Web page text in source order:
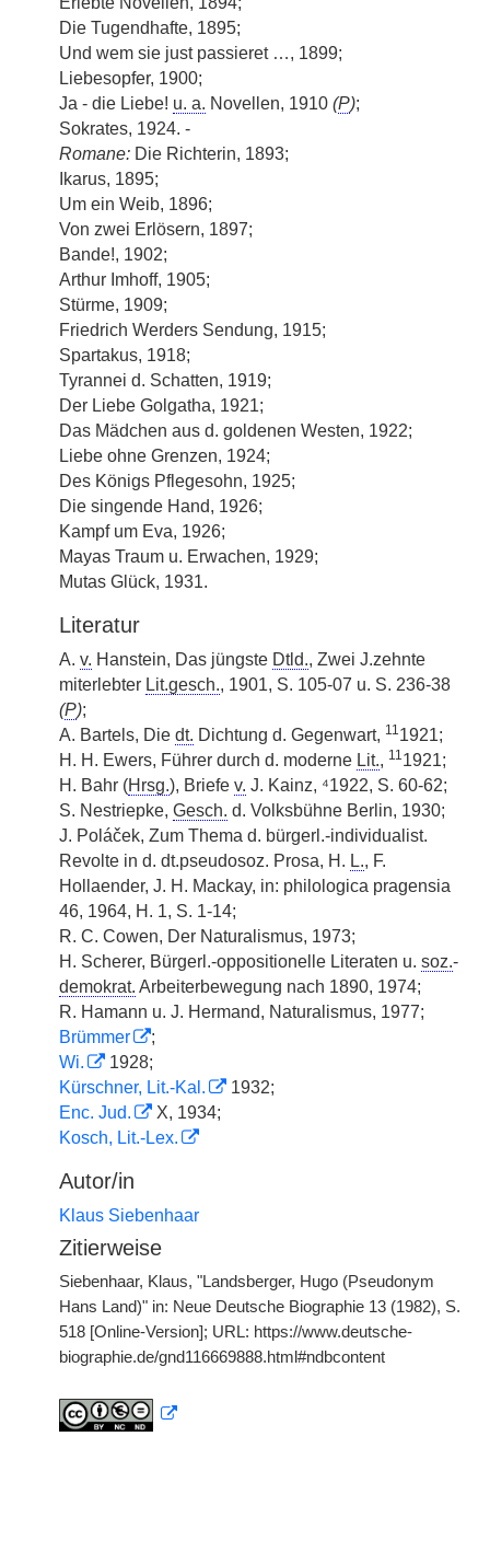
Die Tugendhafte, 1895;
Und wem sie just passieret …, 1899;
Liebesopfer, 1900;
Ja - die Liebe! u. a. Novellen, 1910 (P);
Sokrates, 1924. -
Romane: Die Richterin, 1893;
Ikarus, 1895;
Um ein Weib, 1896;
Von zwei Erlösern, 1897;
Bande!, 1902;
Arthur Imhoff, 1905;
Stürme, 1909;
Friedrich Werders Sendung, 1915;
Spartakus, 1918;
Tyrannei d. Schatten, 1919;
Der Liebe Golgatha, 1921;
Das Mädchen aus d. goldenen Westen, 1922;
Liebe ohne Grenzen, 1924;
Des Königs Pflegesohn, 1925;
Die singende Hand, 1926;
Kampf um Eva, 1926;
Mayas Traum u. Erwachen, 1929;
Mutas Glück, 1931.
Literatur
A. v. Hanstein, Das jüngste Dtld., Zwei J.zehnte
miterlebter Lit.gesch., 1901, S. 105-07 u. S. 236-38
(P);
A. Bartels, Die dt. Dichtung d. Gegenwart, 111921;
H. H. Ewers, Führer durch d. moderne Lit., 111921;
H. Bahr (Hrsg.), Briefe v. J. Kainz, ⁴1922, S. 60-62;
S. Nestriepke, Gesch. d. Volksbühne Berlin, 1930;
J. Poláček, Zum Thema d. bürgerl.-individualist.
Revolte in d. dt.pseudosoz. Prosa, H. L., F.
Hollaender, J. H. Mackay, in: philologica pragensia
46, 1964, H. 1, S. 1-14;
R. C. Cowen, Der Naturalismus, 1973;
H. Scherer, Bürgerl.-oppositionelle Literaten u. soz.-
demokrat. Arbeiterbewegung nach 1890, 1974;
R. Hamann u. J. Hermand, Naturalismus, 1977;
Brümmer
;
Wi.
1928;
Kürschner, Lit.-Kal.
1932;
Enc. Jud.
X, 1934;
Kosch, Lit.-Lex.
Autor/in
Klaus Siebenhaar
Zitierweise
Siebenhaar, Klaus, "Landsberger, Hugo (Pseudonym
Hans Land)" in: Neue Deutsche Biographie 13 (1982), S.
518 [Online-Version]; URL: https://www.deutsche-
biographie.de/gnd116669888.html#ndbcontent